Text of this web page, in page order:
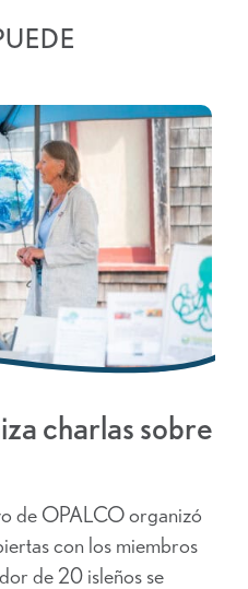
charlas sobre
de OPALCO organizó
con los miembros
de 20 isleños se